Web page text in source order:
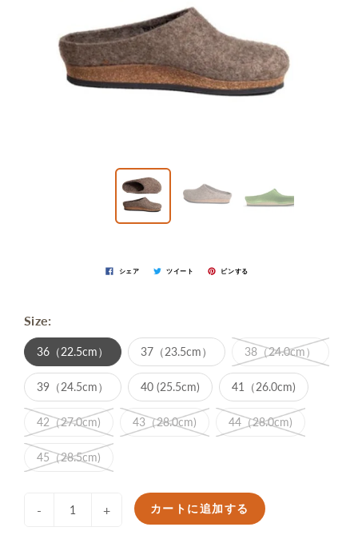
シェア ツイート ピンする
Size:
36（22.5cm） 37（23.5cm） 38（24.0cm）
39（24.5cm） 40 (25.5cm) 41（26.0cm)
42（27.0cm) 43（28.0cm) 44（28.0cm)
45（28.5cm)
- + カートに追加する